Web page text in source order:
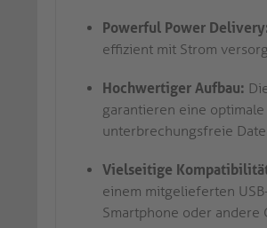
Powerful Power
effizient mit Strom
Hochwertiger Aufbau:
garantieren eine
unterbrechungsfreie
Vielseitige
einem mitgelieferten
Smartphone oder andere